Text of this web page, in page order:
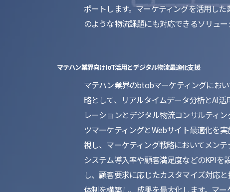
ポートします。マーケティングを活用し
のような物流課題にも対応できるソリュー
マテハン業界向けIoT活用とデジタル物流最適化支援
マテハン業界のbtobマーケティングにお
略として、リアルタイムデータ分析とAI
レーションとデジタル物流コンサルティ
ツマーケティングとWebサイト最適化を
視し、マーケティング戦略においてメン
システム導入率や顧客満足度などのKPI
し、顧客要求に応じたカスタマイズ対応
体制を構築し、成果を最大化します。マ